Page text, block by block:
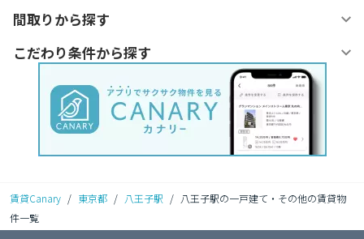
間取りから探す
こだわり条件から探す
賃貸Canary / 東京都 / 八王子駅 / 八王子駅の一戸建て・その他の賃貸物
件一覧